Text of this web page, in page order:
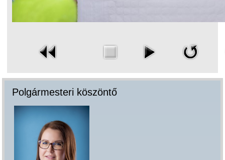
Polgármesteri köszöntő